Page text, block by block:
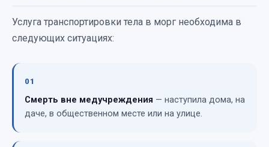
Услуга транспортировки тела в морг необходима в
следующих ситуациях:
01
Смерть вне медучреждения — наступила дома, на
даче, в общественном месте или на улице.